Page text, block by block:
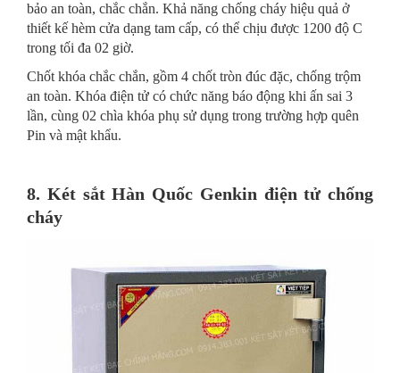
bảo an toàn, chắc chắn. Khả năng chống cháy hiệu quả ở
thiết kế hèm cửa dạng tam cấp, có thể chịu được 1200 độ C
trong tối đa 02 giờ.
Chốt khóa chắc chắn, gồm 4 chốt tròn đúc đặc, chống trộm
an toàn. Khóa điện tử có chức năng báo động khi ấn sai 3
lần, cùng 02 chìa khóa phụ sử dụng trong trường hợp quên
Pin và mật khẩu.
8. Két sắt Hàn Quốc Genkin điện tử chống
cháy